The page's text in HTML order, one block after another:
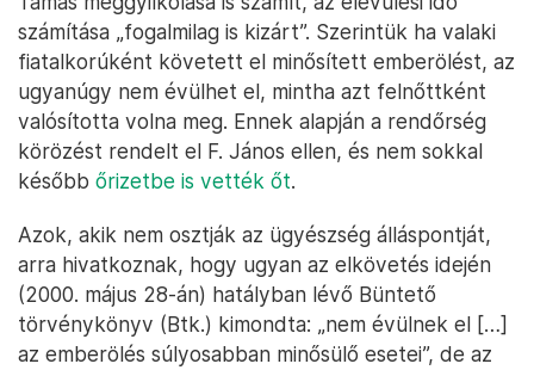
számítása „fogalmilag is kizárt”. Szerintük ha valaki
fiatalkorúként követett el minősített emberölést, az
ugyanúgy nem évülhet el, mintha azt felnőttként
valósította volna meg. Ennek alapján a rendőrség
körözést rendelt el F. János ellen, és nem sokkal
később őrizetbe is vették őt.
Azok, akik nem osztják az ügyészség álláspontját,
arra hivatkoznak, hogy ugyan az elkövetés idején
(2000. május 28-án) hatályban lévő Büntető
törvénykönyv (Btk.) kimondta: „nem évülnek el […]
az emberölés súlyosabban minősülő esetei”, de az